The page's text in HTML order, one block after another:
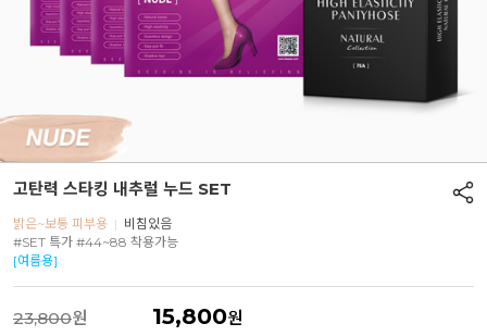
고탄력 스타킹 내추럴 누드 SET
밝은~보통 피부용 | 비침있음
#SET 특가 #44~88 착용가능
[여름용]
23,800원 15,800원